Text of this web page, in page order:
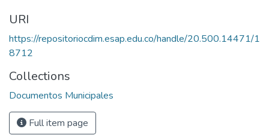
URI
https://repositoriocdim.esap.edu.co/handle/20.500.14471/1
8712
Collections
Documentos Municipales
Full item page